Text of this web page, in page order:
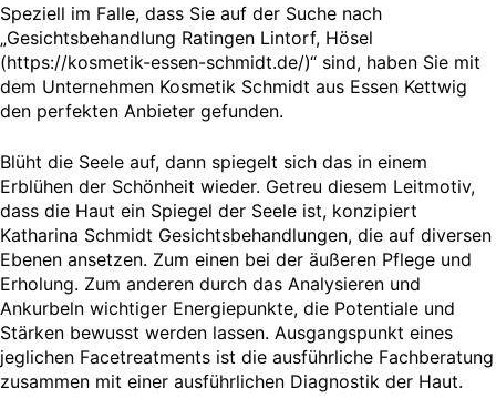
Speziell im Falle, dass Sie auf der Suche nach
„Gesichtsbehandlung Ratingen Lintorf, Hösel
(https://kosmetik-essen-schmidt.de/)“ sind, haben Sie mit
dem Unternehmen Kosmetik Schmidt aus Essen Kettwig
den perfekten Anbieter gefunden.
Blüht die Seele auf, dann spiegelt sich das in einem
Erblühen der Schönheit wieder. Getreu diesem Leitmotiv,
dass die Haut ein Spiegel der Seele ist, konzipiert
Katharina Schmidt Gesichtsbehandlungen, die auf diversen
Ebenen ansetzen. Zum einen bei der äußeren Pflege und
Erholung. Zum anderen durch das Analysieren und
Ankurbeln wichtiger Energiepunkte, die Potentiale und
Stärken bewusst werden lassen. Ausgangspunkt eines
jeglichen Facetreatments ist die ausführliche Fachberatung
zusammen mit einer ausführlichen Diagnostik der Haut.